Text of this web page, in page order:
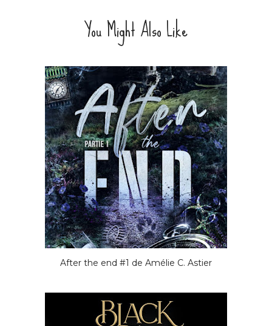
You Might Also Like
After the end #1 de Amélie C. Astier